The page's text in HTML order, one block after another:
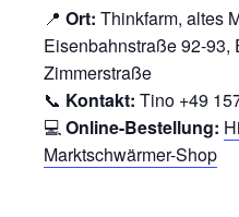
📍 Ort: Thinkfarm, altes
Eisenbahnstraße 92-93,
Zimmerstraße
📞 Kontakt: Tino +49
💻Online-Bestellung:
Marktschwärmer-Shop